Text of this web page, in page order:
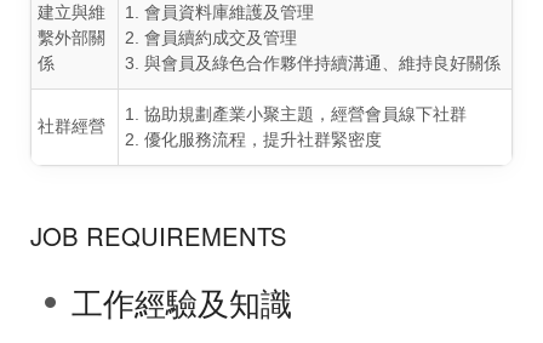
建立與維
繫外部關
係
1. 會員資料庫維護及管理
2. 會員續約成交及管理
3. 與會員及綠色合作夥伴持續溝通、維持良好關係
社群經營
1. 協助規劃產業小聚主題，經營會員線下社群
2. 優化服務流程，提升社群緊密度
JOB REQUIREMENTS
工作經驗及知識